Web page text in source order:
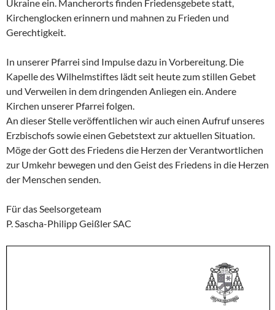
Ukraine ein. Mancherorts finden Friedensgebete statt,
Kirchenglocken erinnern und mahnen zu Frieden und
Gerechtigkeit.
In unserer Pfarrei sind Impulse dazu in Vorbereitung. Die
Kapelle des Wilhelmstiftes lädt seit heute zum stillen Gebet
und Verweilen in dem dringenden Anliegen ein. Andere
Kirchen unserer Pfarrei folgen.
An dieser Stelle veröffentlichen wir auch einen Aufruf unseres
Erzbischofs sowie einen Gebetstext zur aktuellen Situation.
Möge der Gott des Friedens die Herzen der Verantwortlichen
zur Umkehr bewegen und den Geist des Friedens in die Herzen
der Menschen senden.
Für das Seelsorgeteam
P. Sascha-Philipp Geißler SAC